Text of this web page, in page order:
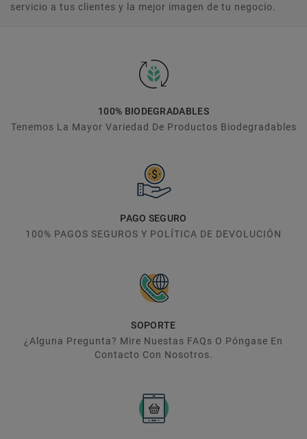
servicio a tus clientes y la mejor imagen de tu negocio.
100% BIODEGRADABLES
Tenemos La Mayor Variedad De Productos Biodegradables
PAGO SEGURO
100% PAGOS SEGUROS Y POLÍTICA DE DEVOLUCIÓN
SOPORTE
¿Alguna Pregunta? Mire Nuestas FAQs O Póngase En
Contacto Con Nosotros.